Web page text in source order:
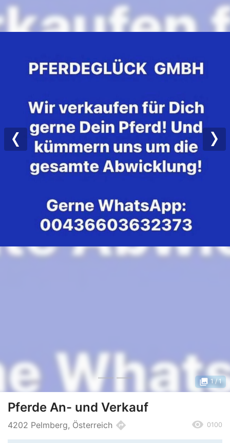
Previous
photo_library 1 / 1
Pferde An- und Verkauf
4202 Pelmberg, Österreich directions remove_red_eye 0100